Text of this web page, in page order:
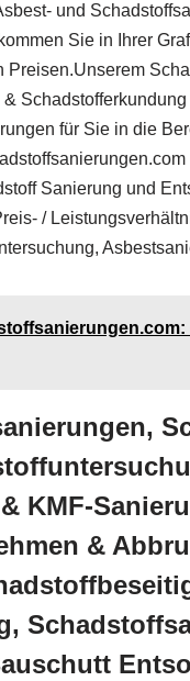
und
Sie in Ihrer
für Sie in die
Sanierung und
/
KMF-
&